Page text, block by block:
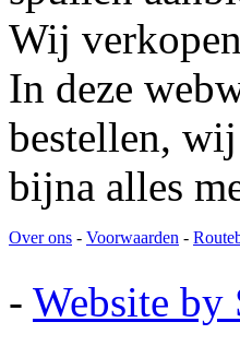
Wij
In deze
bestellen,
bijna alles
Over ons - Voorwaarden -
- Website by